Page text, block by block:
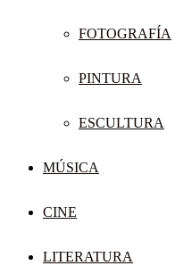
FOTOGRAFÍA
PINTURA
ESCULTURA
MÚSICA
CINE
LITERATURA